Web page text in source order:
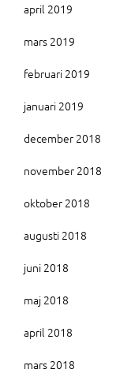
april 2019
mars 2019
februari 2019
januari 2019
december 2018
november 2018
oktober 2018
augusti 2018
juni 2018
maj 2018
april 2018
mars 2018